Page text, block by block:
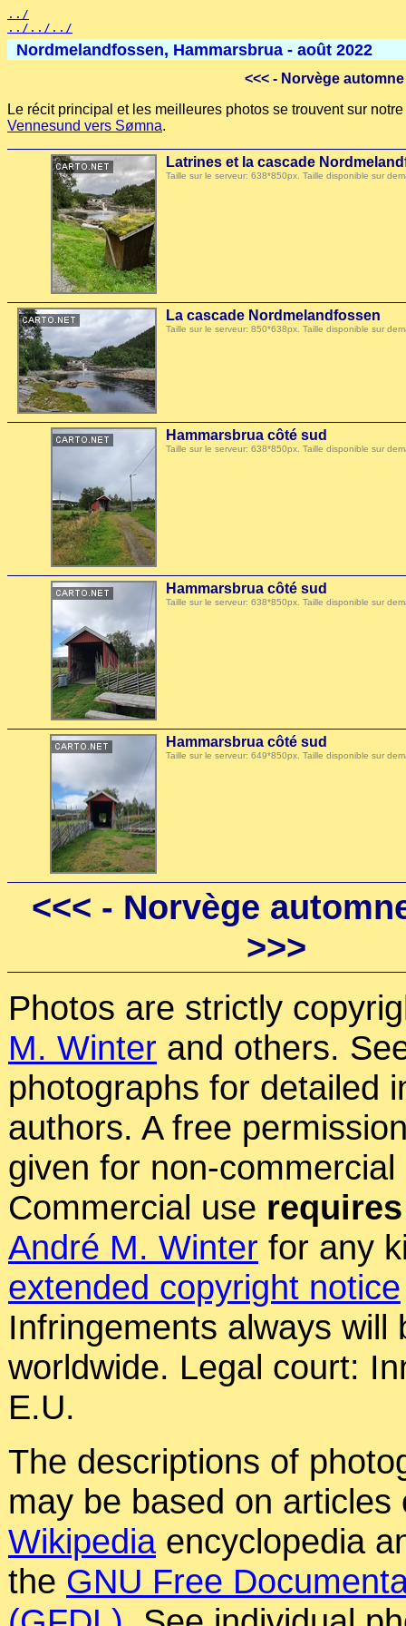
../
../../../
Nordmelandfossen, Hammarsbrua - août 2022
<<<- Norvège
Le récit principal et les meilleures photos se trouvent sur
Vennesund vers Sømna.
Latrines et la cascade
Taille sur le serveur: 638*850px. Taille disponible sur
La cascade Nordmelandfossen
Taille sur le serveur: 850*638px. Taille disponible sur
Hammarsbrua côté sud
Taille sur le serveur: 638*850px. Taille disponible sur
Hammarsbrua côté sud
Taille sur le serveur: 638*850px. Taille disponible sur
Hammarsbrua côté sud
Taille sur le serveur: 649*850px. Taille disponible sur
<<< - Norvège
>>>
Photos are strictly
M. Winter and others.
photographs for detailed
authors. A free
given for non-
Commercial use requires
André M. Winter for any
extended copyright notice
Infringements always will
worldwide. Legal court:
E.U.
The descriptions of
may be based on articles
Wikipediaencyclopedia
the GNU Free